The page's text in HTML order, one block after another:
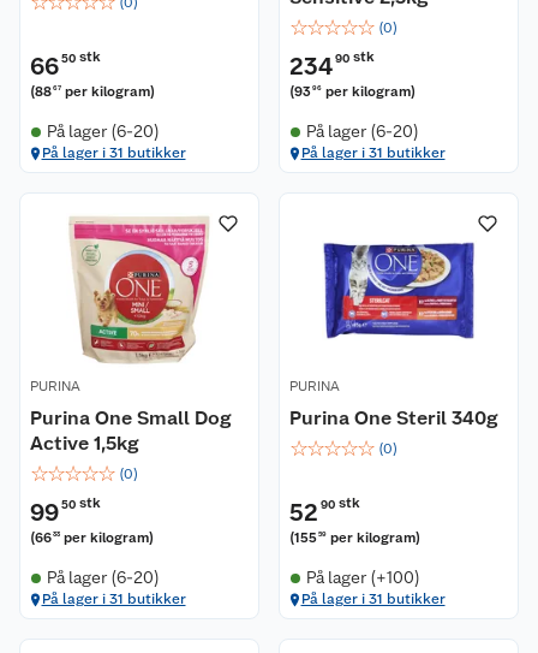
6650 stk
(8867 per kilogram)
På lager (6-20)
På lager i 31 butikker
☆☆☆☆☆ (0)
23490 stk
(9396 per kilogram)
På lager (6-20)
På lager i 31 butikker
PURINA
Purina One Small Dog
Active 1,5kg
☆☆☆☆☆ (0)
9950 stk
(6633 per kilogram)
På lager (6-20)
På lager i 31 butikker
PURINA
Purina One Steril 340g
☆☆☆☆☆ (0)
52 90 stk
(15559 per kilogram)
På lager (+100)
På lager i 31 butikker